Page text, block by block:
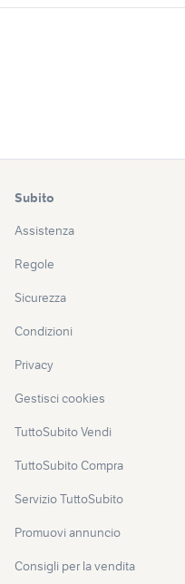
Subito
Assistenza
Regole
Sicurezza
Condizioni
Privacy
Gestisci cookies
TuttoSubito Vendi
TuttoSubito Compra
Servizio TuttoSubito
Promuovi annuncio
Consigli per la vendita